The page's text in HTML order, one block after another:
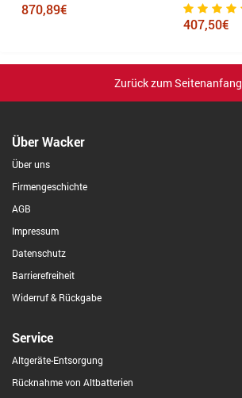
870,89€
407,50€
Zurück zum Seitenanfang
Über Wacker
Über uns
Firmengeschichte
AGB
Impressum
Datenschutz
Barrierefreiheit
Widerruf & Rückgabe
Service
Altgeräte-Entsorgung
Rücknahme von Altbatterien